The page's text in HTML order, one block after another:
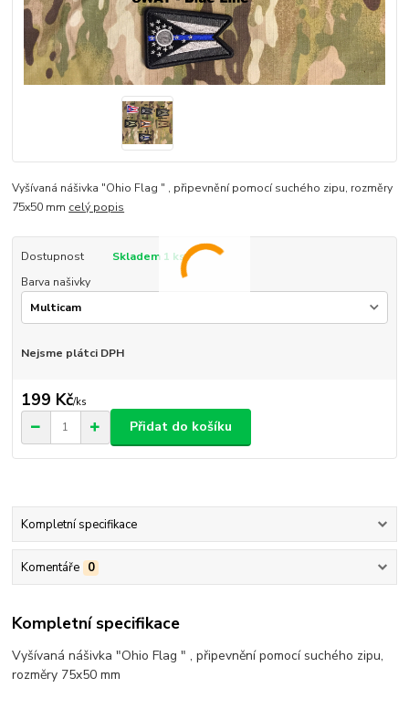
Vyšívaná nášivka "Ohio Flag " , připevnění pomocí suchého zipu, rozměry
75x50 mm celý popis
Dostupnost
Skladem 1 ks
Barva našivky
Nejsme plátci DPH
199 Kč/ks
Přidat do košíku
Kompletní specifikace
Komentáře 0
Kompletní specifikace
Vyšívaná nášivka "Ohio Flag " , připevnění pomocí suchého zipu,
rozměry 75x50 mm